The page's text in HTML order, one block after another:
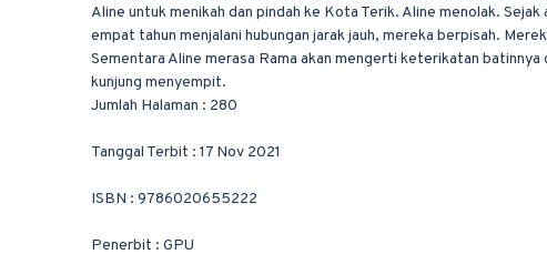
Aline untuk menikah dan pindah ke Kota Terik. Aline menolak.
empat tahun menjalani hubungan jarak jauh, mereka berpisah.
Sementara Aline merasa Rama akan mengerti keterikatan
kunjung menyempit.
Jumlah Halaman : 280
Tanggal Terbit : 17 Nov 2021
ISBN : 9786020655222
Penerbit : GPU